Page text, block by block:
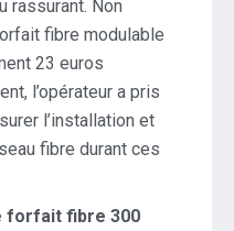
rassurant. Non
fibre modulable
23 euros
l’opérateur a pris
l’installation et
fibre durant ces
forfait fibre 300